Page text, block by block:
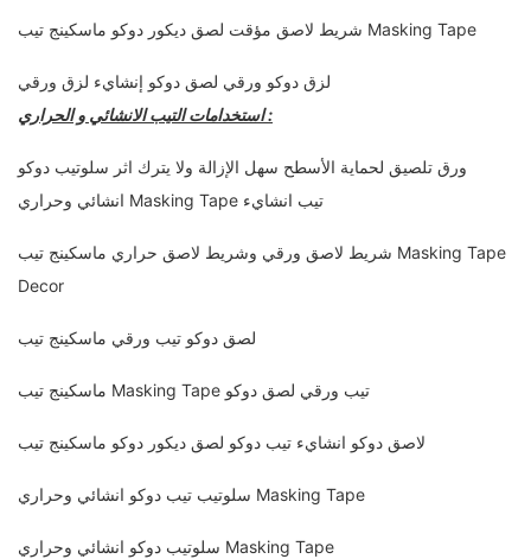
شريط لاصق مؤقت لصق ديكور دوكو ماسكينج تيب Masking Tape
لزق دوكو ورقي لصق دوكو إنشايء لزق ورقي
استخدامات التيب الانشائي و الحراري :
ورق تلصيق لحماية الأسطح سهل الإزالة ولا يترك اثر سلوتيب دوكو
انشائي وحراري Masking Tape تيب انشايء
شريط لاصق ورقي وشريط لاصق حراري ماسكينج تيب Masking Tape
Decor
لصق دوكو تيب ورقي ماسكينج تيب
ماسكينج تيب Masking Tape تيب ورقي لصق دوكو
لاصق دوكو انشايء تيب دوكو لصق ديكور دوكو ماسكينج تيب
سلوتيب تيب دوكو انشائي وحراري Masking Tape
سلوتيب دوكو انشائي وحراري Masking Tape